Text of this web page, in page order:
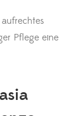
Pflege eine